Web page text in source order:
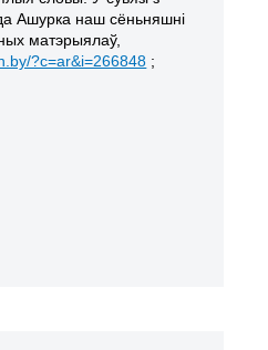
Ашурка наш сёньняшні
матэрыялаў,
?c=ar&i=266848 ;